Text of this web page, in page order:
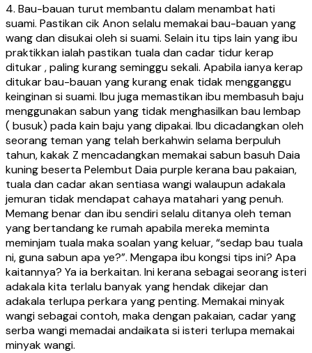
4. Bau-bauan turut membantu dalam menambat hati
suami. Pastikan cik Anon selalu memakai bau-bauan yang
wang dan disukai oleh si suami. Selain itu tips lain yang ibu
praktikkan ialah pastikan tuala dan cadar tidur kerap
ditukar , paling kurang seminggu sekali. Apabila ianya kerap
ditukar bau-bauan yang kurang enak tidak mengganggu
keinginan si suami. Ibu juga memastikan ibu membasuh baju
menggunakan sabun yang tidak menghasilkan bau lembap
( busuk) pada kain baju yang dipakai. Ibu dicadangkan oleh
seorang teman yang telah berkahwin selama berpuluh
tahun, kakak Z mencadangkan memakai sabun basuh Daia
kuning beserta Pelembut Daia purple kerana bau pakaian,
tuala dan cadar akan sentiasa wangi walaupun adakala
jemuran tidak mendapat cahaya matahari yang penuh.
Memang benar dan ibu sendiri selalu ditanya oleh teman
yang bertandang ke rumah apabila mereka meminta
meminjam tuala maka soalan yang keluar, “sedap bau tuala
ni, guna sabun apa ye?”. Mengapa ibu kongsi tips ini? Apa
kaitannya? Ya ia berkaitan. Ini kerana sebagai seorang isteri
adakala kita terlalu banyak yang hendak dikejar dan
adakala terlupa perkara yang penting. Memakai minyak
wangi sebagai contoh, maka dengan pakaian, cadar yang
serba wangi memadai andaikata si isteri terlupa memakai
minyak wangi.